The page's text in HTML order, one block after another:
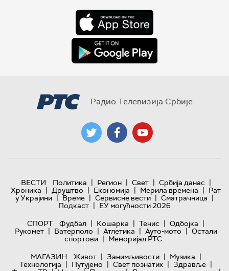
Радио Телевизија Србије
ВЕСТИ Политика | Регион | Свет | Србија данас |
Хроника | Друштво | Економија | Мерила времена | Рат
у Украјини | Време | Сервисне вести | Сматрачница |
Подкаст | ЕУ могућности 2026
СПОРТ
Фудбал | Кошарка | Тенис | Одбојка |
Рукомет | Ватерполо | Атлетика | Ауто-мото | Остали
спортови | Меморијал РТС
МАГАЗИН
Живот | Занимљивости | Музика |
Технологијa | Путујемо | Свет познатих | Здравље |